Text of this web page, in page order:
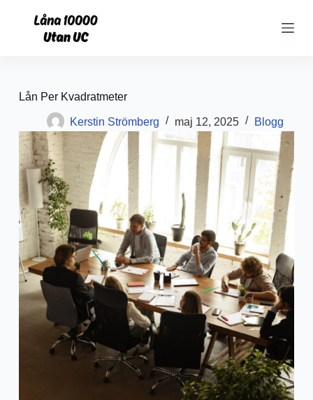
oLån Per Kvadratmeter
Kerstin Strömberg maj 12, 2025 Blogg